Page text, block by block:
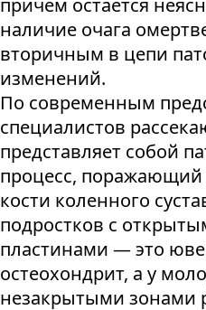
причем остается
наличие очага
вторичным в цепи
изменений.
По современным
специалистов
представляет собой
процесс,
кости коленного
подростков с
пластинами — это
остеохондрит, а у
незакрытыми зонами